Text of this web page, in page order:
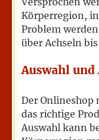
Körperregion,
Problem
über Achseln
Auswahl und
Der Onlineshop
das richtige
Auswahl kann